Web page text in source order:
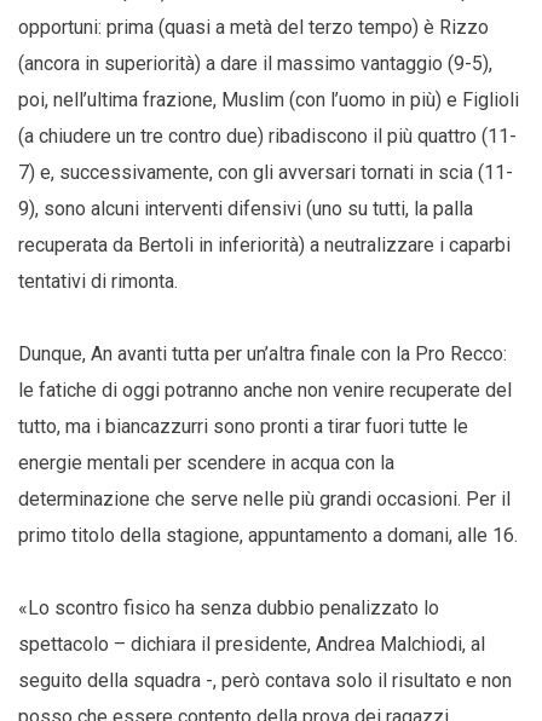
opportuni: prima (quasi a metà del terzo tempo) è Rizzo
(ancora in superiorità) a dare il massimo vantaggio (9-5),
poi, nell’ultima frazione, Muslim (con l’uomo in più) e Figlioli
(a chiudere un tre contro due) ribadiscono il più quattro (11-
7) e, successivamente, con gli avversari tornati in scia (11-
9), sono alcuni interventi difensivi (uno su tutti, la palla
recuperata da Bertoli in inferiorità) a neutralizzare i caparbi
tentativi di rimonta.
Dunque, An avanti tutta per un’altra finale con la Pro Recco:
le fatiche di oggi potranno anche non venire recuperate del
tutto, ma i biancazzurri sono pronti a tirar fuori tutte le
energie mentali per scendere in acqua con la
determinazione che serve nelle più grandi occasioni. Per il
primo titolo della stagione, appuntamento a domani, alle 16.
«Lo scontro fisico ha senza dubbio penalizzato lo
spettacolo – dichiara il presidente, Andrea Malchiodi, al
seguito della squadra -, però contava solo il risultato e non